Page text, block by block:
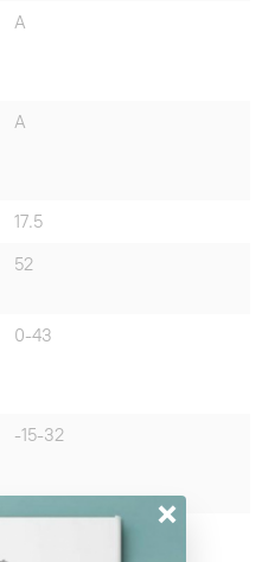
A
A
17.5
52
0-43
-15-32
NYON DC Inverter ×